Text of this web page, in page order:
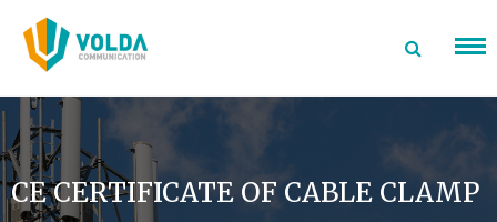
para
conteúdo
CE CERTIFICATE OF CABLE CLAMP